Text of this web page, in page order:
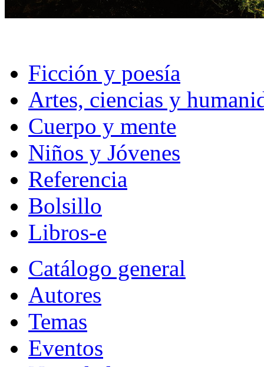
Ficción y poesía
Artes, ciencias y
Cuerpo y mente
Niños y Jóvenes
Referencia
Bolsillo
Libros-e
Catálogo general
Autores
Temas
Eventos